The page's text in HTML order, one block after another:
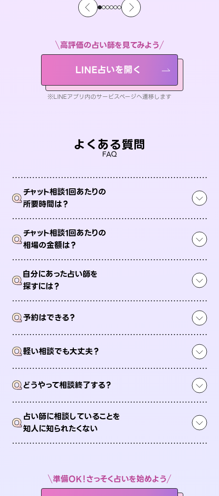
高評価の占い師を見てみよう
LINE占いを開く
※LINEアプリ内のサービスページへ遷移します
よくある質問
FAQ
Qチャット相談1回あたりの
所要時間は？
Qチャット相談1回あたりの
相場の金額は？
Q自分にあった占い師を
探すには？
Q予約はできる？
Q軽い相談でも大丈夫？
Qどうやって相談終了する？
Q占い師に相談していることを
知人に知られたくない
準備OK！さっそく占いを始めよう